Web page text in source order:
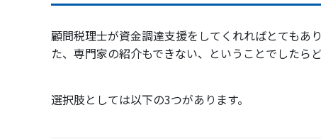
顧問税理士が資金調達支援をしてくれればとてもあ
た、専門家の紹介もできない、ということでしたら
選択肢としては以下の3つがあります。